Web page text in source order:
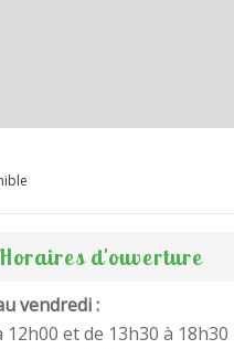
d'ouverture
vendredi :
12h00 et de 13h30 à 18h30